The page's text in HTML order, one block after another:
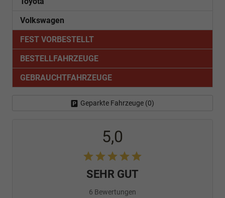
Volkswagen
FEST VORBESTELLT
BESTELLFAHRZEUGE
GEBRAUCHTFAHRZEUGE
Geparkte Fahrzeuge (0)
5,0
SEHR GUT
6 Bewertungen